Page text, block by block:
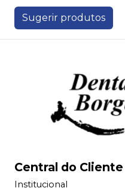
Sugerir produtos
Central do Cliente
Institucional